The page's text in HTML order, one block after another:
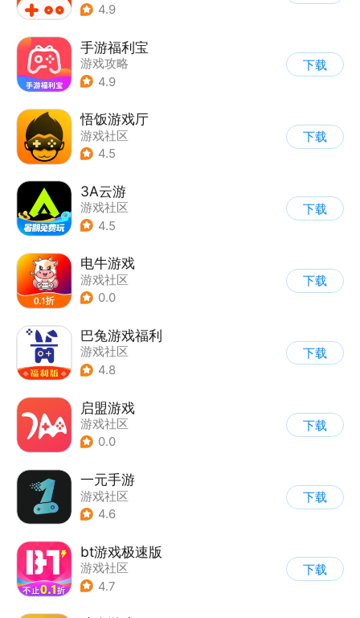
4.9
手游福利宝
游戏攻略
4.9
下载
悟饭游戏厅
游戏社区
4.5
下载
3A云游
游戏社区
4.5
下载
电牛游戏
游戏社区
0.0
下载
巴兔游戏福利
游戏社区
4.8
下载
启盟游戏
游戏社区
0.0
下载
一元手游
游戏社区
4.6
下载
bt游戏极速版
游戏社区
4.7
下载